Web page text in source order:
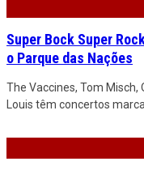
Super Bock Super
o Parque das Nações
The Vaccines, Tom Misch,
Louis têm concertos